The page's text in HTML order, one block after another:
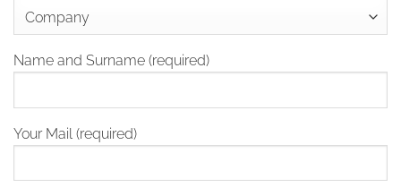
Name and Surname (required)
Your Mail (required)